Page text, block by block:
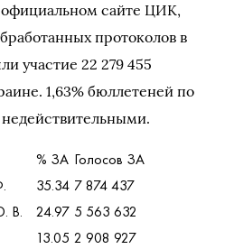
сайте ЦИК,
протоколов в
участие 22 279 455
1,63% бюллетеней по
% ЗА Голосов ЗА
35.34 7 874 437
В.
24.97 5 563 632
13.05 2 908 927